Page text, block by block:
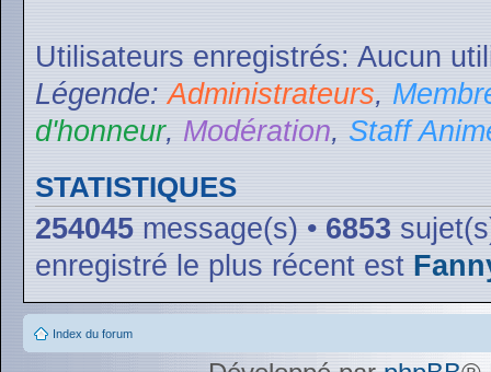
Utilisateurs enregistrés: Aucun
Légende:Administrateurs,
d'honneur, Modération, Staff
STATISTIQUES
254045 message(s) • 6853
enregistré le plus récent est
Index du forum